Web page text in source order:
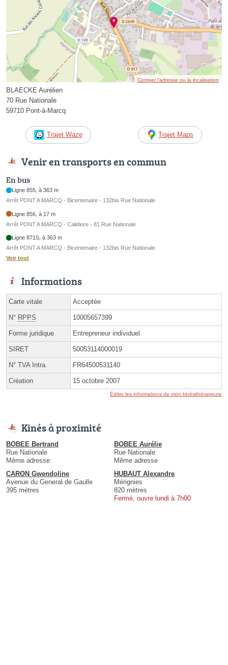
Corriger l’adresse ou la localisation
BLAECKE Aurélien
70 Rue Nationale
59710 Pont-à-Marcq
Trajet Waze Trajet Maps
Venir en transports en commun
En bus
Ligne 855, à 363 m
Arrêt PONT A MARCQ - Bicentenaire - 132bis Rue Nationale
Ligne 856, à 17 m
Arrêt PONT A MARCQ - Calidiore - 81 Rue Nationale
Ligne 871S, à 363 m
Arrêt PONT A MARCQ - Bicentenaire - 132bis Rue Nationale
Voir tout
Informations
Carte vitale Acceptée
N° RPPS 10005657399
Forme juridique Entrepreneur individuel
SIRET 50053114000019
N° TVA Intra. FR64500531140
Création 15 octobre 2007
Éditer les informations de mon kinésithérapeute
Kinés à proximité
BOBEE Bertrand
Rue Nationale
Même adresse
BOBEE Aurélie
Rue Nationale
Même adresse
CARON Gwendoline
Avenue du General de Gaulle
395 mètres
HUBAUT Alexandre
Mérignies
820 mètres
Fermé, ouvre lundi à 7h00